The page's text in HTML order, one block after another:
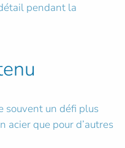
pendant la
souvent un défi plus
acier que pour d’autres